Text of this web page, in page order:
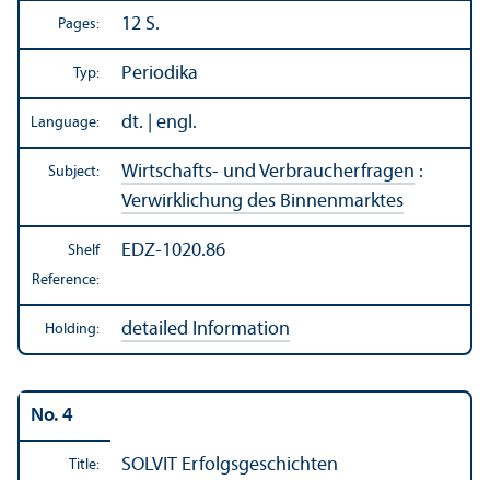
Pages: 12 S.
Typ: Periodika
Language: dt. | engl.
Subject: Wirtschafts- und Verbraucherfragen :
Verwirklichung des Binnenmarktes
Shelf
Reference:
EDZ-1020.86
Holding: detailed Information
No. 4
Title: SOLVIT Erfolgsgeschichten